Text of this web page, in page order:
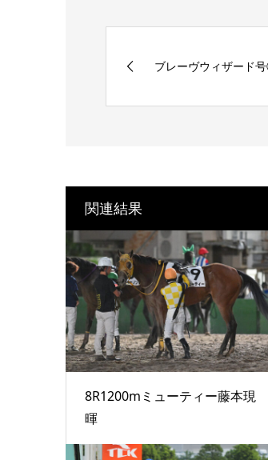
ブレーヴウィザード
関連結果
8R1200mミューティー藤本現
暉